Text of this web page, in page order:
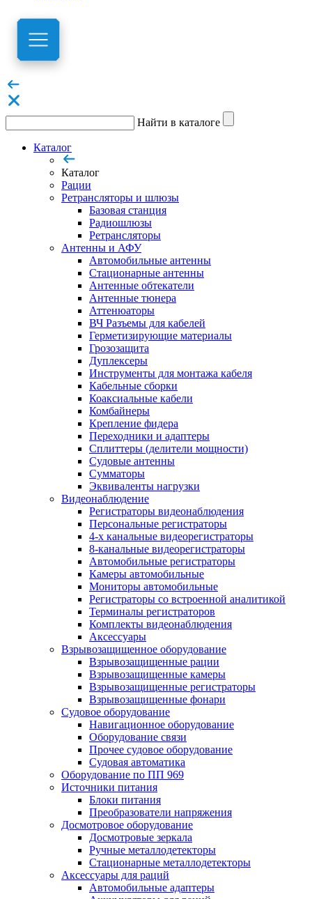
Найти в каталоге
Каталог
Каталог
Рации
Ретрансляторы и шлюзы
Базовая станция
Радиошлюзы
Ретрансляторы
Антенны и АФУ
Автомобильные антенны
Стационарные антенны
Антенные обтекатели
Антенные тюнера
Аттенюаторы
ВЧ Разъемы для кабелей
Герметизирующие материалы
Грозозащита
Дуплексеры
Инструменты для монтажа кабеля
Кабельные сборки
Коаксиальные кабели
Комбайнеры
Крепление фидера
Переходники и адаптеры
Сплиттеры (делители мощности)
Судовые антенны
Сумматоры
Эквиваленты нагрузки
Видеонаблюдение
Регистраторы видеонаблюдения
Персональные регистраторы
4-х канальные видеорегистраторы
8-канальные видеорегистраторы
Автомобильные регистраторы
Камеры автомобильные
Мониторы автомобильные
Регистраторы со встроенной аналитикой
Терминалы регистраторов
Комплекты видеонаблюдения
Аксессуары
Взрывозащищенное оборудование
Взрывозащищенные рации
Взрывозащищенные камеры
Взрывозащищенные регистраторы
Взрывозащищенные фонари
Судовое оборудование
Навигационное оборудование
Оборудование связи
Прочее судовое оборудование
Судовая автоматика
Оборудование по ПП 969
Источники питания
Блоки питания
Преобразователи напряжения
Досмотровое оборудование
Досмотровые зеркала
Ручные металлодетекторы
Стационарные металлодетекторы
Аксессуары для раций
Автомобильные адаптеры